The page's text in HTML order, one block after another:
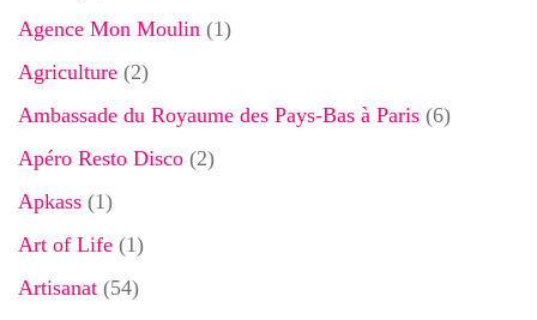
Agence Mon Moulin (1)
Agriculture (2)
Ambassade du Royaume des Pays-Bas à Paris (6)
Apéro Resto Disco (2)
Apkass (1)
Art of Life (1)
Artisanat (54)